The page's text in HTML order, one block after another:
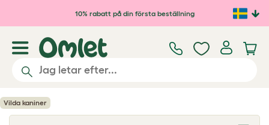
Hoppa till huvudinnehåll
10% rabatt på din första beställning
Vilda kaniner